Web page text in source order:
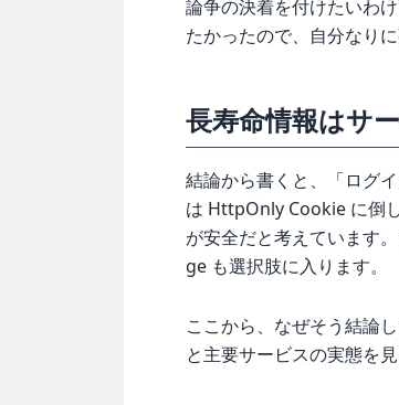
論争の決着を付けたいわ
たかったので、自分なり
長寿命情報はサ
結論から書くと、「ログ
は HttpOnly Cookie に倒
が安全だと考えています
ge も選択肢に入ります。
ここから、なぜそう結論
と主要サービスの実態を